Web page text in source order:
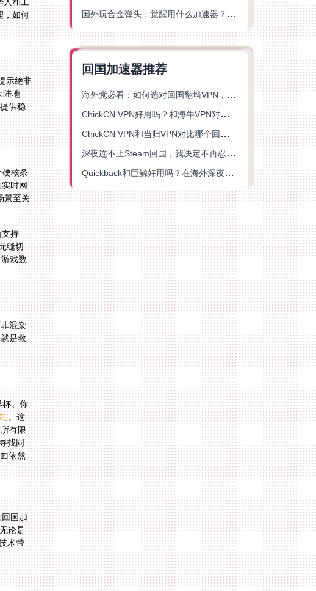
示绝非
大陆地
提供稳
核条
时网
至关
持
切
数
混杂
是救
。你
。这
时，你只需在设备上启动加速器，选择“智能模式”或“影音加速”线路。服务会为你自动分配一个国内IP，瞬间“解锁”所有限
制。你可以打开央视频APP，享受CCTV5官方解说带来的激情；也可以切换到B站，在弹幕文化和特色二路解说中寻找同
好。整个过程中，加速器的智能分流确保直播流量优先、稳定，即使家人同时在用国内视频网站追剧，你的球赛画面依然
国加
论是
术带
国外玩合金弹头：觉醒用什么加速器？一份写给海外游子的畅玩指南
回国加速器推荐
海外党必看：如何选对回国翻墙VPN，无缝解锁国内资源？
ChickCN VPN好用吗？和海牛VPN对比哪个回国效果更好？
ChickCN VPN和当归VPN对比哪个回国效果更好？海外党亲测后选了它
深夜连不上Steam回国，我决定不再忍受这数字鸿沟
Quickback和巨鲸好用吗？在海外深夜想刷B站、追爱奇艺的你，或许正需要这份答案